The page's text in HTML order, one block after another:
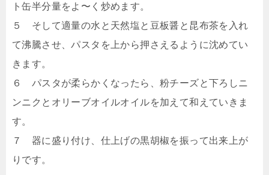
ト缶半分量をよ〜く炒めます。
５ そして適量の水と天然塩と豆板醤と昆布茶を入れ
て沸騰させ、パスタを上から押さえるように沈めてい
きます。
６ パスタが柔らかくなったら、粉チーズと下ろしニ
ンニクとオリーブオイルオイルを加えて和えていきま
す。
７ 器に盛り付け、仕上げの黒胡椒を振って出来上が
りです。